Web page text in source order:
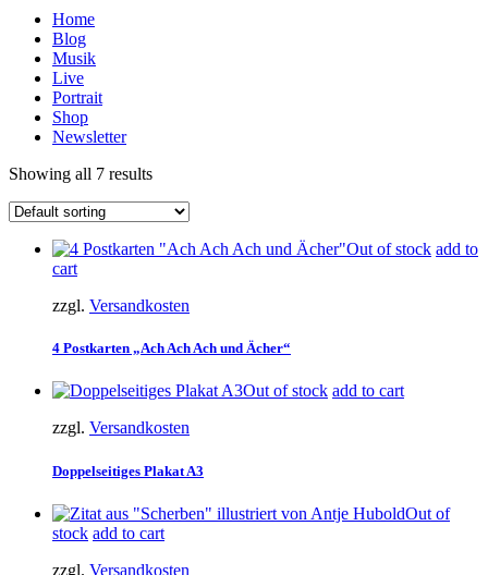
Home
Blog
Musik
Live
Portrait
Shop
Newsletter
Showing all 7 results
Out of stock add to
cart
zzgl. Versandkosten
4 Postkarten „Ach Ach Ach und Ächer“
Out of stock add to cart
zzgl. Versandkosten
Doppelseitiges Plakat A3
Out of
stock add to cart
zzgl. Versandkosten